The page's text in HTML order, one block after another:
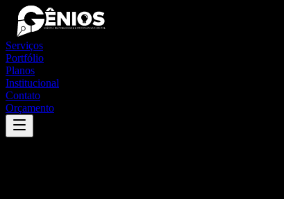
Serviços
Portfólio
Planos
Institucional
Contato
Orçamento